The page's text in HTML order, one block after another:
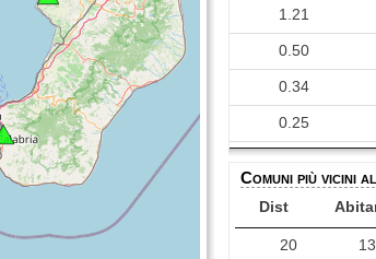
1.21
0.50
0.34
0.25
0.08
Comuni più vicini
Dist
20